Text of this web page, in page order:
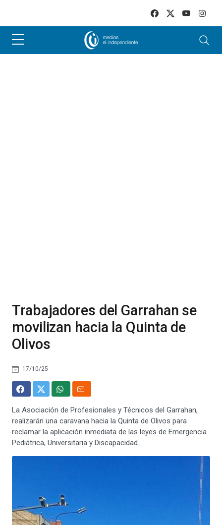
Trabajadores del Garrahan se
movilizan hacia la Quinta de
Olivos
17/10/25
La Asociación de Profesionales y Técnicos del Garrahan,
realizarán una caravana hacia la Quinta de Olivos para
reclamar la aplicación inmediata de las leyes de Emergencia
Pediátrica, Universitaria y Discapacidad.